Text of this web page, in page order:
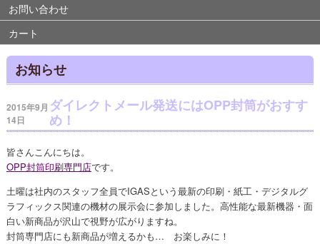
お問い合わせ
カート
お知らせ
ダイレクトメール発送にはOPP封筒がおすす
め！
2015年9月
14日
皆さんこんにちは。
OPP封筒印刷専門店です。
土曜は社内のスタッフ全員でIGASという最新の印刷・紙工・デジタルグ
ラフィックス関連の機材の展示会に参加しました。高性能な最新機器・面
白い新商品が沢山で視野が広がりますね。
封筒専門店にも新商品が増えるかも… お楽しみに！